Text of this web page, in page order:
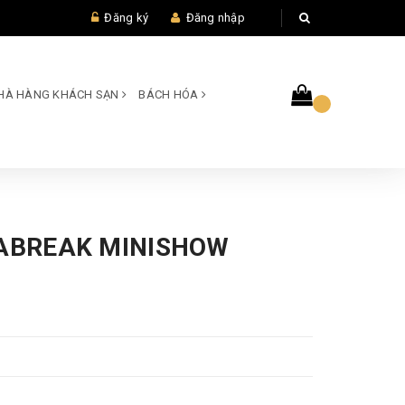
Đăng ký Đăng nhập
HÀNG KHÁCH SẠN BÁCH HÓA
MINISHOW